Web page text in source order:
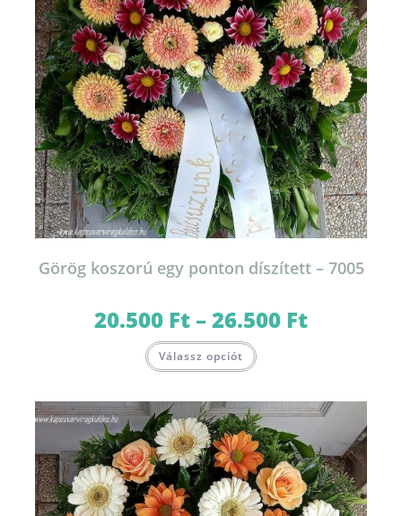
Görög koszorú egy ponton díszített – 7005
20.500 Ft–26.500 Ft20.500 Ft
Válassz opciót a
van.
A
változatok
a
termékoldalon
választhatók
ki